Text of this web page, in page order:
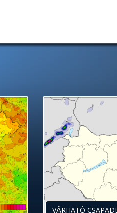
VÁRHATÓ